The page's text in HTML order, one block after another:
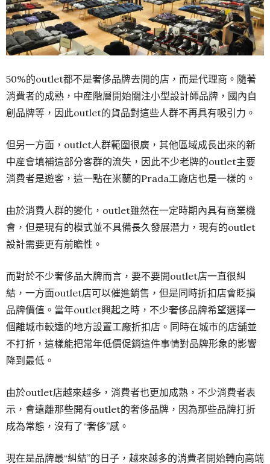
50%的outlet都不是奢侈品牌去開的店，而是代理商。隨著
消費者的成熟，中産階層開始關注小型設計師品牌，國內自
創品牌等，因此outlet的貨品對這些人群不再具有吸引力。
但另一方面，outlet人群範圍很廣，其他區域成長出來的新
中産會填補這部分客群的流失，因此不少老牌的outlet主要
消費者是遊客，這一點在米蘭的Prada工廠店也是一樣的。
由於消費人群的變化，outlet雖然在一定時期內具有商業機
會，但是現有的模式並不具備長久發展潛力，現有的outlet
設計需要更有前瞻性。
而對於不少奢侈品大牌而言，要不要開outlet店一直很糾
結，一方面outlet店可以催進銷售，但是同時折扣店會貶損
品牌價值。當年outlet興起之時，不少奢侈品牌希望選擇一
個離城市較遠的地方設置工廠折扣店。同時在城市的店舖並
不打折，這樣能把常年低價促銷這件事情對品牌形象的影響
降到最低。
由於outlet店越來越多，消費者也更加成熟，不少消費者表
示，會遠離那些開有outlet的奢侈品牌，因為那些品牌打折
成為常態，沒有了“奢侈”感。
現在是品牌最“糾結”的日子，越來越多的消費者開始轉向高端